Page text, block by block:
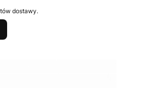
dostawy.